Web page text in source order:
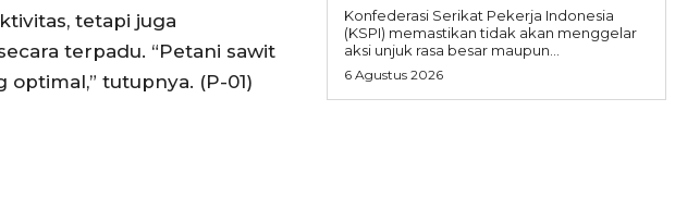
tetapi juga
terpadu. “Petani sawit
tutupnya. (P-01)
Konfederasi Serikat Pekerja Indonesia
(KSPI) memastikan tidak akan menggelar
aksi unjuk rasa besar maupun...
6 Agustus 2026